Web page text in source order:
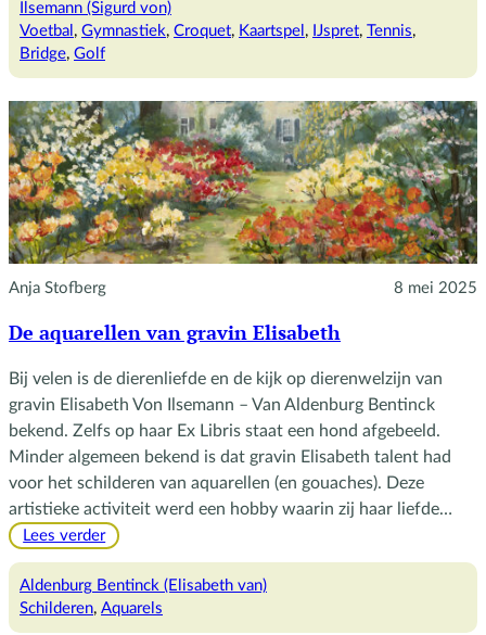
Sigurd
in
Ilsemann (Sigurd von)
Voetbal , Gymnastiek, Croquet, Kaartspel , IJspret, Tennis
Bridge, Golf
Anja Stofberg 8 mei 2025
De aquarellen van gravin Elisabeth
Bij velen is de dierenliefde en de kijk op dierenwelzijn van
gravin Elisabeth Von Ilsemann – Van Aldenburg Bentinck
bekend. Zelfs op haar Ex Libris staat een hond afgebeeld.
Minder algemeen bekend is dat gravin Elisabeth talent had
voor het schilderen van aquarellen (en gouaches). Deze
artistieke activiteit werd een hobby waarin zij haar liefde…
Lees verder:
aquarellen
van
Aldenburg Bentinck (Elisabeth van)
Schilderen, Aquarels